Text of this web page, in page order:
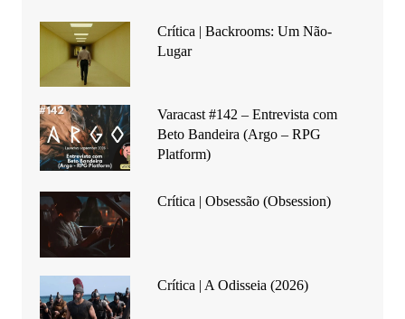
Crítica | Backrooms: Um Não-
Lugar
Varacast #142 – Entrevista com
Beto Bandeira (Argo – RPG
Platform)
Crítica | Obsessão (Obsession)
Crítica | A Odisseia (2026)